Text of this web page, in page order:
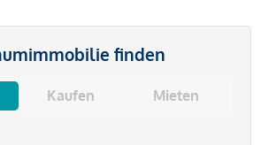
finden
Kaufen Mieten